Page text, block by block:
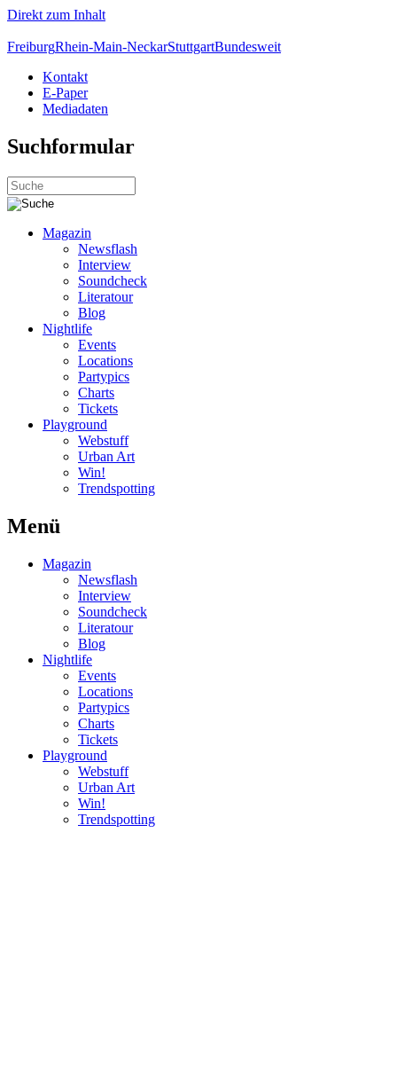
Direkt zum Inhalt
FreiburgRhein-Main-NeckarStuttgartBundesweit
Kontakt
E-Paper
Mediadaten
Suchformular
Magazin
Newsflash
Interview
Soundcheck
Literatour
Blog
Nightlife
Events
Locations
Partypics
Charts
Tickets
Playground
Webstuff
Urban Art
Win!
Trendspotting
Menü
Magazin
Newsflash
Interview
Soundcheck
Literatour
Blog
Nightlife
Events
Locations
Partypics
Charts
Tickets
Playground
Webstuff
Urban Art
Win!
Trendspotting